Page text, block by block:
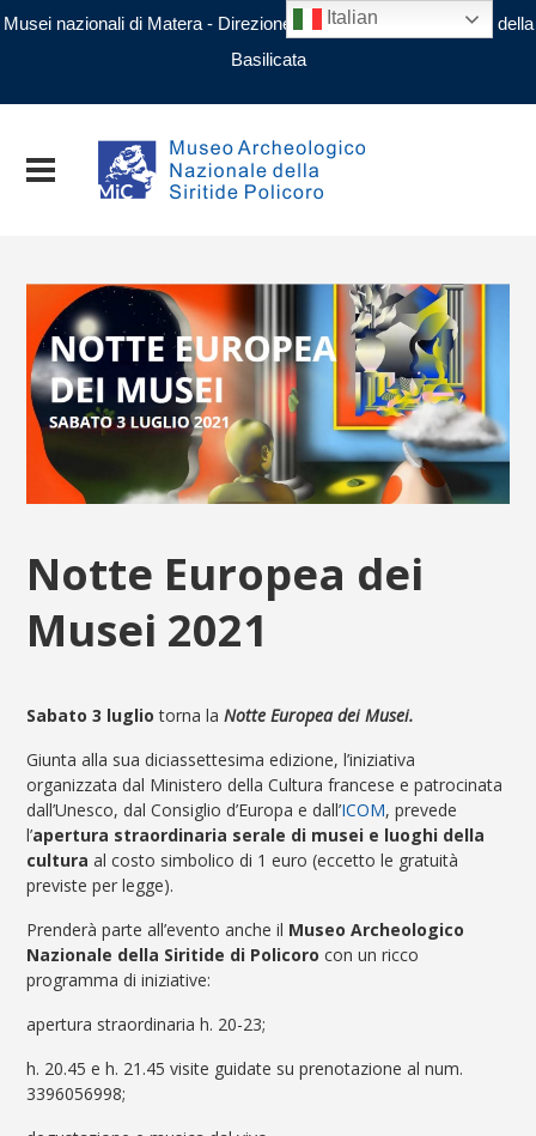
Musei nazionali di Matera - Direzione regionale Musei nazionali della
Basilicata
Notte Europea dei
Musei 2021
Sabato 3 luglio torna laNotte Europea dei Musei.
Giunta alla sua diciassettesima edizione, l’iniziativa
organizzata dal Ministero della Cultura francese e patrocinata
dall’Unesco, dal Consiglio d’Europa e dall’ICOM, prevede
l’apertura straordinaria serale di musei e luoghi della
cultura al costo simbolico di 1 euro (eccetto le gratuità
previste per legge).
Prenderà parte all’evento anche il Museo Archeologico
Nazionale della Siritide di Policoro con un ricco
programma di iniziative:
apertura straordinaria h. 20-23;
h. 20.45 e h. 21.45 visite guidate su prenotazione al num.
3396056998;
Italian